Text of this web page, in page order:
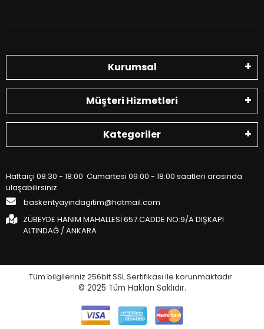
Kurumsal
Müşteri Hizmetleri
Kategoriler
Haftaiçi 08:30 - 18:00 Cumartesi 09:00 - 18:00 saatleri arasında
ulaşabilirsiniz.
baskentyayindagitim@hotmail.com
ZÜBEYDE HANIM MAHALLESİ 657.CADDE NO:9/A DIŞKAPI
ALTINDAĞ / ANKARA
Tüm bilgileriniz 256bit SSL Sertifikası ile korunmaktadır.
© 2025 Tüm Hakları Saklıdır.